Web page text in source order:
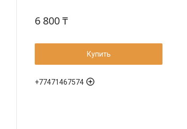
6 800 ₸
Купить
+77471467574